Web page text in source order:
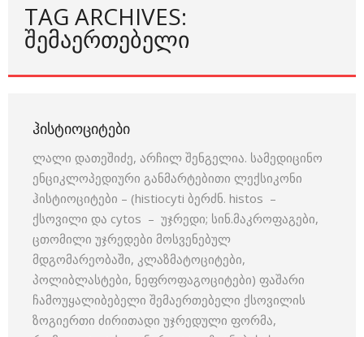
TAG ARCHIVES:
ᲨᲔᲛᲐᲔᲠᲗᲔᲑᲔᲚᲘ
ᲰᲘᲡᲢᲘᲝᲪᲘᲢᲔᲑᲘ
ლალი დათეშიძე, არჩილ შენგელია. სამედიცინო
ენციკლოპედიური განმარტებითი ლექსიკონი
ჰისტიოციტები – (histiocyti ბერძნ. histos –
ქსოვილი და cytos – უჯრედი; სინ.მაკროფაგები,
ცთომილი უჯრედები მოსვენებულ
მდგომარეობაში, კლაზმატოციტები,
პოლიბლასტები, ნეფროფაგოციტები) ფაშარი
ჩამოუყალიბებელი შემაერთებელი ქსოვილის
ზოგიერთი ძირითადი უჯრედული ფორმა,